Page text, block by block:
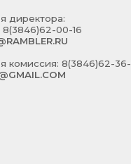
директора:
00-16
комиссия: 8(3846)62-